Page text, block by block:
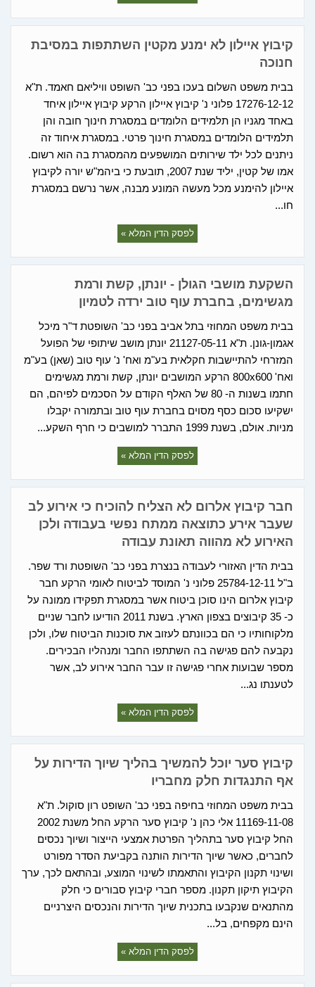
קיבוץ איילון לא ימנע מקטין השתתפות במסיבת
חנוכה
בבית משפט השלום בעכו בפני כב' השופט וויליאם חאמד. ת"א
17276-12-12 פלוני נ' קיבוץ איילון הרקע קיבוץ איילון איחד
באחד מגניו הן תלמידים הלומדים במסגרת חינוך חובה והן
תלמידים הלומדים במסגרת חינוך פרטי. במסגרת איחוד זה
ניתנים לכל ילד שירותים המושפעים מהמסגרת בה הוא רשום.
אמו של קטין, יליד שנת 2007, תובעת כי ביהמ"ש יורה לקיבוץ
איילון להימנע מכל מעשה המונע מבנה, אשר נרשם במסגרת
חו...
לפסק הדין המלא »
השקעת מושבי הגולן - יונתן, קשת ורמת
מגשימים, בחברת עוף טוב ירדה לטמיון
בבית משפט המחוזי בתל אביב בפני כב' השופטת ד"ר מיכל
אגמון-גונן. ת"א 21127-05-11 יונתן מושב שיתופי של הפועל
המזרחי להתיישבות חקלאית בע"מ ואח' נ' עוף טוב (שאן) בע"מ
ואח' 800x600 הרקע המושבים יונתן, קשת ורמת מגשימים
חתמו בשנות ה- 80 של האלף הקודם על הסכמים לפיהם, הם
ישקיעו סכום כסף מסוים בחברת עוף טוב ובתמורה יקבלו
מניות. אולם, בשנת 1999 התברר למושבים כי חרף השקע...
לפסק הדין המלא »
חבר קיבוץ אלרום לא הצליח להוכיח כי אירוע לב
שעבר אירע כתוצאה ממתח נפשי בעבודה ולכן
האירוע לא מהווה תאונת עבודה
בבית הדין האזורי לעבודה בנצרת בפני כב' השופטת ורד שפר.
ב"ל 25784-12-11 פלוני נ' המוסד לביטוח לאומי הרקע חבר
קיבוץ אלרום הינו סוכן ביטוח אשר במסגרת תפקידו ממונה על
כ- 35 קיבוצים בצפון הארץ. בשנת 2011 הודיעו לחבר שניים
מלקוחותיו כי הם בכוונתם לעזוב את סוכנות הביטוח שלו, ולכן
נקבעה להם פגישה בה השתתפו החבר ומנהליו הבכירים.
מספר שבועות אחרי פגישה זו עבר החבר אירוע לב, אשר
לטענתו נג...
לפסק הדין המלא »
קיבוץ סער יוכל להמשיך בהליך שיוך הדירות על
אף התנגדות חלק מחבריו
בבית משפט המחוזי בחיפה בפני כב' השופט רון סוקול. ת"א
11169-11-08 אלי כהן נ' קיבוץ סער הרקע החל משנת 2002
החל קיבוץ סער בתהליך הפרטת אמצעי הייצור ושיוך נכסים
לחברים, כאשר שיוך הדירות הותנה בקביעת הסדר מפורט
ושינוי תקנון הקיבוץ והתאמתו לשינוי המוצע, ובהתאם לכך, ערך
הקיבוץ תיקון תקנון. מספר חברי קיבוץ סבורים כי חלק
מהתנאים שנקבעו בתכנית שיוך הדירות והנכסים היצרניים
הינם מקפחים, בל...
לפסק הדין המלא »